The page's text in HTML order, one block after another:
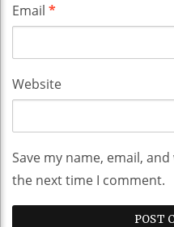
Email *
Website
Save my name, email,
the next time I comment.